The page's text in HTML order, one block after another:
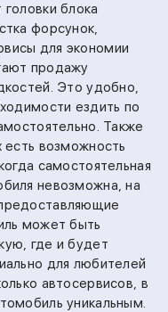
блока
форсунок,
для экономии
продажу
Это удобно,
ездить по
Также
есть возможность
самостоятельная
невозможна, на
может быть
где и будет
для любителей
автосервисов, в
уникальным.